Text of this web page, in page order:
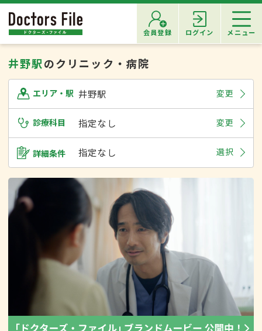
会員登録 ログイン メニュー
井野駅のクリニック・病院
エリア・駅 井野駅 変更
診療科目 指定なし 変更
詳細条件 指定なし 選択